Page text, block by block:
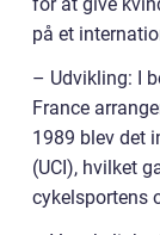
for at give
på et
– Udvikling: I
France
1989 blev det
(UCI), hvilket
cykelsportens